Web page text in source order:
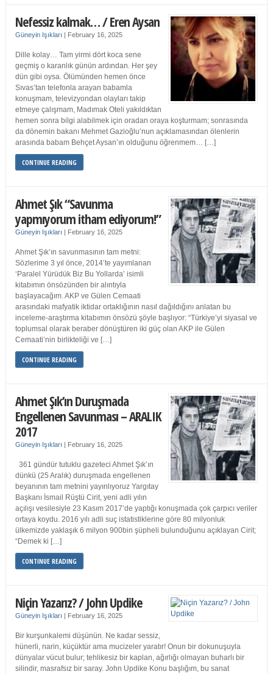
Nefessiz kalmak… / Eren Aysan
Güneyin Işıkları | February 16, 2025
Dille kolay… Tam yirmi dört koca sene
geçmiş o karanlık günün ardından. Her şey
dün gibi oysa. Ölümünden hemen önce
Sıvas’tan telefonla arayan babamla
konuşmam, televizyondan olayları takip
etmeye çalışmam, Madımak Oteli yakıldıktan
hemen sonra bilgi alabilmek için oradan oraya koşturmam; sonrasında
da dönemin bakanı Mehmet Gazioğlu’nun açıklamasından ölenlerin
arasında babam Behçet Aysan’ın olduğunu öğrenmem… […]
CONTINUE READING
Ahmet Şık “Savunma
yapmıyorum itham ediyorum!”
Güneyin Işıkları | February 16, 2025
Ahmet Şık’ın savunmasının tam metni:
Sözlerime 3 yıl önce, 2014’te yayımlanan
‘Paralel Yürüdük Biz Bu Yollarda’ isimli
kitabımın önsözünden bir alıntıyla
başlayacağım. AKP ve Gülen Cemaati
arasındaki mafyatik iktidar ortaklığının nasıl dağıldığını anlatan bu
inceleme-araştırma kitabımın önsözü şöyle başlıyor: “Türkiye’yi siyasal ve
toplumsal olarak beraber dönüştüren iki güç olan AKP ile Gülen
Cemaati’nin birlikteliği ve […]
CONTINUE READING
Ahmet Şık’ın Duruşmada
Engellenen Savunması – ARALIK
2017
Güneyin Işıkları | February 16, 2025
361 gündür tutuklu gazeteci Ahmet Şık’ın
dünkü (25 Aralık) duruşmada engellenen
beyanının tam metnini yayınlıyoruz Yargıtay
Başkanı İsmail Rüştü Cirit, yeni adli yılın
açılışı vesilesiyle 23 Kasım 2017’de yaptığı konuşmada çok çarpıcı veriler
ortaya koydu. 2016 yılı adli suç istatistiklerine göre 80 milyonluk
ülkemizde yaklaşık 6 milyon 900bin şüpheli bulunduğunu açıklayan Cirit;
“Demek ki […]
CONTINUE READING
Niçin Yazarız? / John Updike
Güneyin Işıkları | February 16, 2025
Bir kurşunkalemi düşünün. Ne kadar sessiz,
hünerli, narin, küçüktür ama mucizeler yaratır! Onun bir dokunuşuyla
dünyalar vücut bulur; tehlikesiz bir kaplan, ağırlığı olmayan buharlı bir
silindir, masrafsız bir saray. John Updike Konu başlığım, bu sanat